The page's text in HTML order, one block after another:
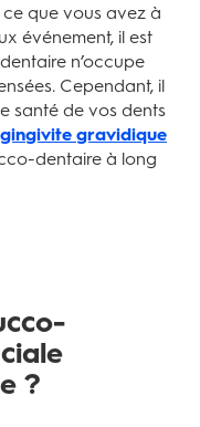
que vous avez à
événement, il est
n’occupe
Cependant, il
santé de vos dents
gravidique
dentaire à long
?